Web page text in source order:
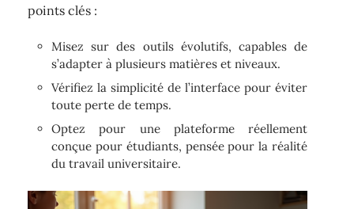
points clés :
Misez sur des outils évolutifs, capables de
s’adapter à plusieurs matières et niveaux.
Vérifiez la simplicité de l’interface pour éviter
toute perte de temps.
Optez pour une plateforme réellement
conçue pour étudiants, pensée pour la réalité
du travail universitaire.